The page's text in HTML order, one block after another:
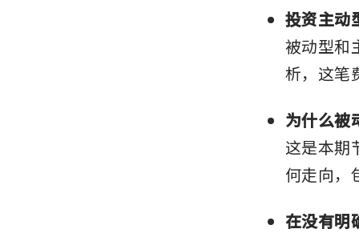
投资主动
被动型和
析，这笔
为什么被
这是本期
何走向，
在没有明